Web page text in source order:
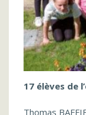
17 élèves de
Thomas